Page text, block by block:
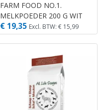
FARM FOOD NO.1.
MELKPOEDER 200 G WIT
€ 19,35 Excl. BTW: € 15,99